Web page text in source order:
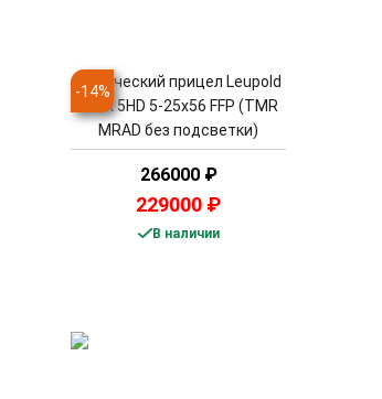
-14%
Оптический прицел Leupold
Mark 5HD 5-25x56 FFP (TMR
MRAD без подсветки)
266000 ₽
229000 ₽
В наличии